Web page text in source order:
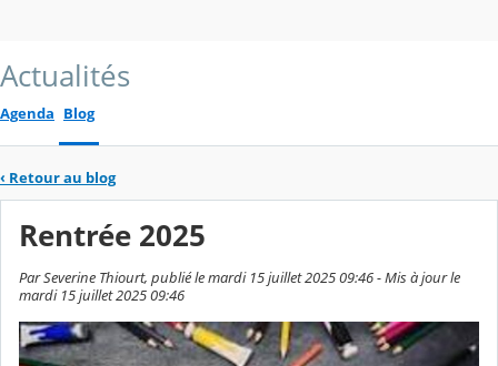
Actualités
Agenda Blog
‹ Retour au blog
Rentrée 2025
Par Severine Thiourt, publié le mardi 15 juillet 2025 09:46 - Mis à jour le
mardi 15 juillet 2025 09:46